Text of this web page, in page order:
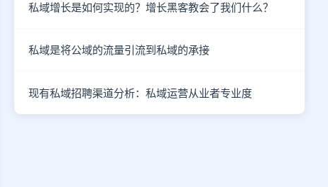
私域增长是如何实现的？增长黑客教会了我们什么？
私域是将公域的流量引流到私域的承接
现有私域招聘渠道分析：私域运营从业者专业度